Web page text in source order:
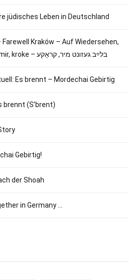
jüdisches Leben in Deutschland
Farewell Kraków – Auf Wiedersehen,
Krakau – blayb gezunt mir, kroke – בלײַב געזונט מיר, קראָקע
Es brennt – Mordechai Gebirtig
brennt (S’brent)
Gebirtig!
der Shoah
in Germany …